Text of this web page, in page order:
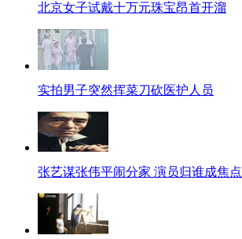
北京女子试戴十万元珠宝昂首开溜
实拍男子突然挥菜刀砍医护人员
张艺谋张伟平闹分家 演员归谁成焦点